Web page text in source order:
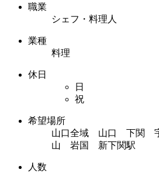
職業
シェフ・料理人
業種
料理
休日
日
祝
希望場所
山口全域 山口 下関
山 岩国 新下関駅
人数